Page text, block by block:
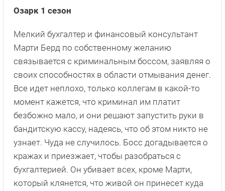
Озарк 1 сезон
Мелкий бухгалтер и финансовый консультант
Марти Берд по собственному желанию
связывается с криминальным боссом, заявляя о
своих способностях в области отмывания денег.
Все идет неплохо, только коллегам в какой-то
момент кажется, что криминал им платит
безбожно мало, и они решают запустить руки в
бандитскую кассу, надеясь, что об этом никто не
узнает. Чуда не случилось. Босс догадывается о
кражах и приезжает, чтобы разобраться с
бухгалтерией. Он убивает всех, кроме Марти,
который клянется, что живой он принесет куда